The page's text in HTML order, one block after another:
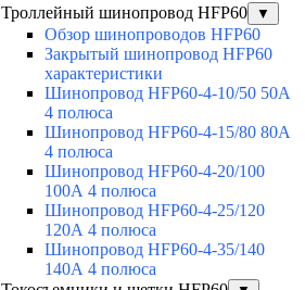
Троллейный шинопровод HFP60 ▼
Обзор шинопроводов HFP60
Закрытый шинопровод HFP60
характеристики
Шинопровод HFP60-4-10/50 50А
4 полюса
Шинопровод HFP60-4-15/80 80А
4 полюса
Шинопровод HFP60-4-20/100
100А 4 полюса
Шинопровод HFP60-4-25/120
120А 4 полюса
Шинопровод HFP60-4-35/140
140А 4 полюса